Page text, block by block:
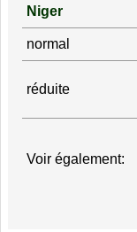
Niger
normal
réduite
Voir également: